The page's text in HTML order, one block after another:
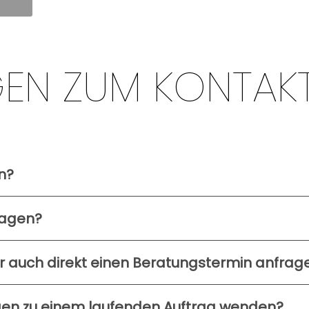
ZUM
auch direkt einen Beratungstermin